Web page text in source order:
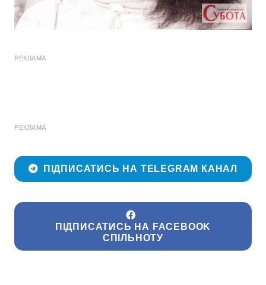
РЕКЛАМА
РЕКЛАМА
ПІДПИСАТИСЬ НА TELEGRAM КАНАЛ
ПІДПИСАТИСЬ НА FACEBOOK
СПІЛЬНОТУ